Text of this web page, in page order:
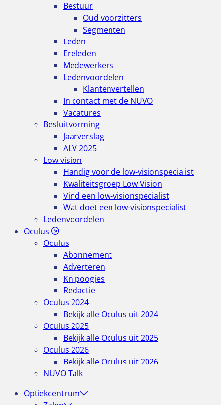
Bestuur
Oud voorzitters
Segmenten
Leden
Ereleden
Medewerkers
Ledenvoordelen
Klantenvertellen
In contact met de NUVO
Vacatures
Besluitvorming
Jaarverslag
ALV 2025
Low vision
Handig voor de low-visionspecialist
Kwaliteitsgroep Low Vision
Vind een low-visionspecialist
Wat doet een low-visionspecialist
Ledenvoordelen
Oculus
Oculus
Abonnement
Adverteren
Knipoogjes
Redactie
Oculus 2024
Bekijk alle Oculus uit 2024
Oculus 2025
Bekijk alle Oculus uit 2025
Oculus 2026
Bekijk alle Oculus uit 2026
NUVO Talk
Optiekcentrum